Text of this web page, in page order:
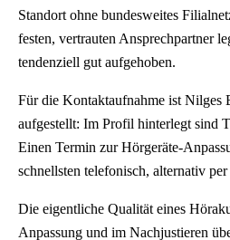
Standort ohne bundesweites
festen, vertrauten Ansprechpartner
tendenziell gut aufgehoben.
Für die Kontaktaufnahme ist Nilges
aufgestellt: Im Profil hinterlegt sind
Einen Termin zur Hörgeräte-
schnellsten telefonisch, alternativ
Die eigentliche Qualität eines
Anpassung und im Nachjustieren